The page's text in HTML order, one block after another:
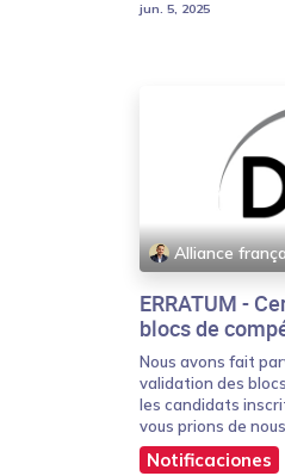
jun. 5, 2025
Alliance
ERRATUM -
blocs de
Nous avons fait
validation des
les candidats
vous prions de
Notificaciones